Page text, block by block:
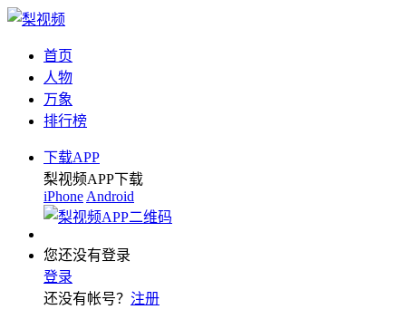
首页
人物
万象
排行榜
下载APP
梨视频APP下载
iPhone Android
您还没有登录
登录
还没有帐号？ 注册